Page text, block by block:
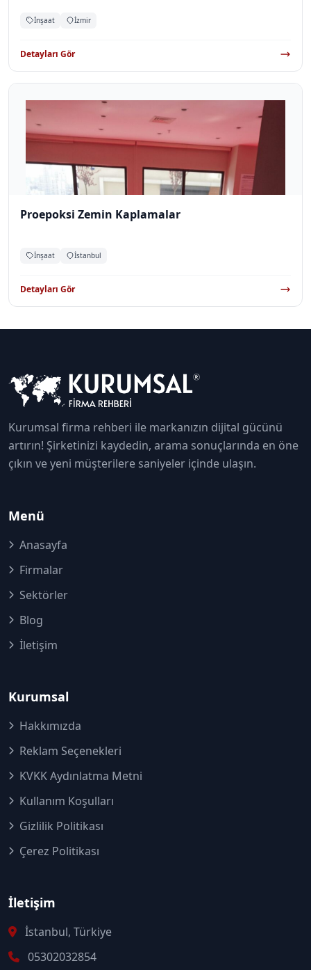
İnşaat İzmir
Detayları Gör
Proepoksi Zemin Kaplamalar
İnşaat İstanbul
Detayları Gör
Kurumsal firma rehberi ile markanızın dijital gücünü
artırın! Şirketinizi kaydedin, arama sonuçlarında en öne
çıkın ve yeni müşterilere saniyeler içinde ulaşın.
Menü
Anasayfa
Firmalar
Sektörler
Blog
İletişim
Kurumsal
Hakkımızda
Reklam Seçenekleri
KVKK Aydınlatma Metni
Kullanım Koşulları
Gizlilik Politikası
Çerez Politikası
İletişim
İstanbul, Türkiye
05302032854